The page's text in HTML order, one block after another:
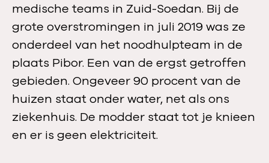
medische teams in Zuid-Soedan. Bij de
grote overstromingen in juli 2019 was ze
onderdeel van het noodhulpteam in de
plaats Pibor. Een van de ergst getroffen
gebieden. Ongeveer 90 procent van de
huizen staat onder water, net als ons
ziekenhuis. De modder staat tot je knieen
en er is geen elektriciteit.